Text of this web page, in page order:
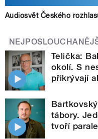
Audiosvět Českého
Telička:
okolí. S
přikrývají
tábory.
tvoří